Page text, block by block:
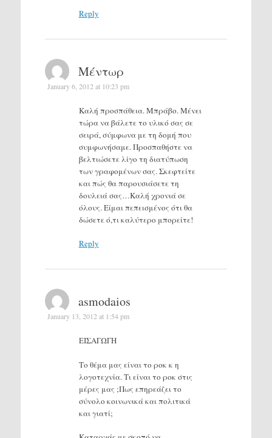
Reply
Μέντωρ
January 6, 2012 at 10:23 pm
Καλή προσπάθεια. Μπράβο. Μένει
τώρα να βάλετε το υλικό σας σε
σειρά, σύμφωνα με τη δομή που
συμφωνήσαμε. Προσπαθήστε να
βελτιώσετε λίγο τη διατύπωση
των γραφομένων σας. Σκεφτείτε
και πώς θα παρουσιάσετε τη
δουλειά σας…Καλή χρονιά σε
όλους. Είμαι πεπεισμένος ότι θα
δώσετε ό,τι καλύτερο μπορείτε!
Reply
asmodaios
January 13, 2012 at 1:54 pm
ΕΙΣΑΓΩΓΗ
Το θέμα μας είναι το ροκ κ η
λογοτεχνία. Τι είναι το ροκ στις
μέρες μας ;Πως επηρεάζει το
σύνολο κοινωνικά και πολιτικά
και γιατί;